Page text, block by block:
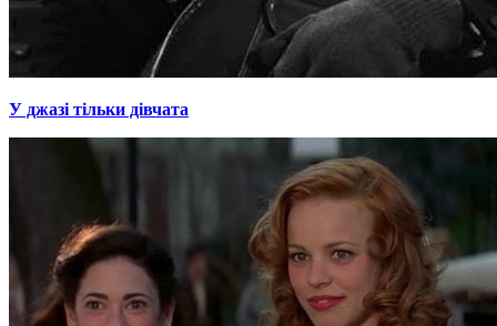
У джазі тільки дівчата